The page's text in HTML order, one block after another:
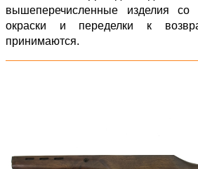
вышеперечисленные изделия со
окраски и переделки к
принимаются.